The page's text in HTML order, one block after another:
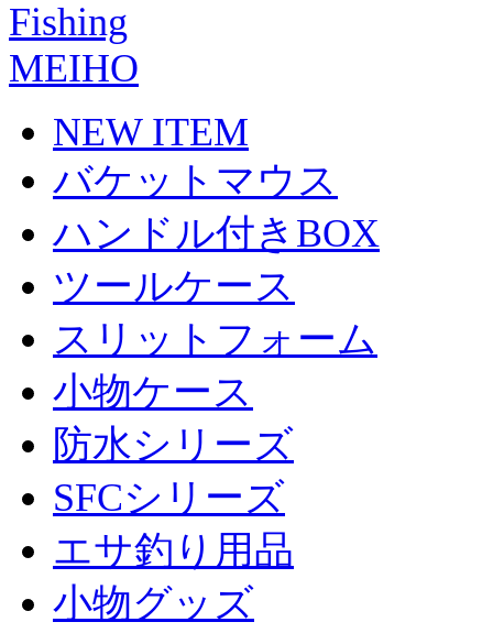
NEW ITEM
バケットマウス
ハンドル付きBOX
ツールケース
スリットフォーム
小物ケース
防水シリーズ
SFCシリーズ
エサ釣り用品
小物グッズ